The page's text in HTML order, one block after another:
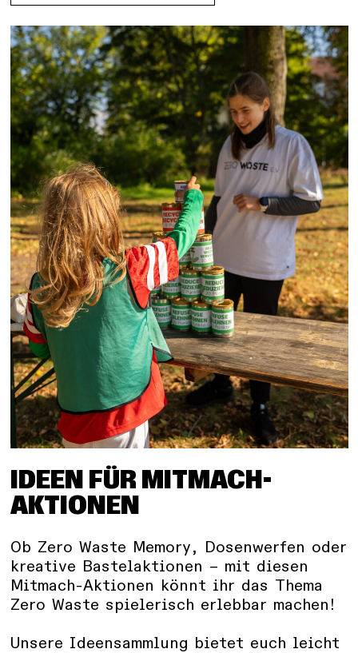
IDEEN FÜR MITMACH-
AKTIONEN
Ob Zero Waste Memory, Dosenwerfen oder
kreative Bastelaktionen – mit diesen
Mitmach-Aktionen könnt ihr das Thema
Zero Waste spielerisch erlebbar machen!
Unsere Ideensammlung bietet euch leicht